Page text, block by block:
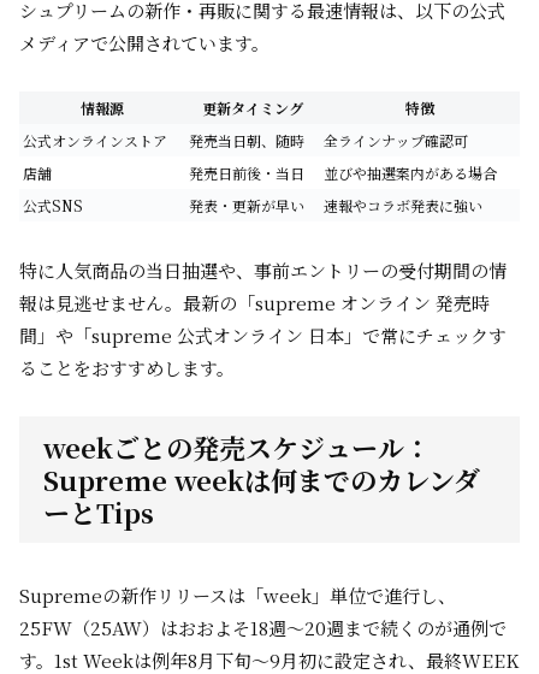
シュプリームの新作・再販に関する最速情報は、以下の公式
メディアで公開されています。
情報源 更新タイミング
特徴
公式オンラインストア
発売当日朝、随時
全ラインナップ確認可
店舗
発売日前後・当日
並びや抽選案内がある場合
公式SNS
発表・更新が早い 速報やコラボ発表に強い
特に人気商品の当日抽選や、事前エントリーの受付期間の情
報は見逃せません。最新の「supreme オンライン 発売時
間」や「supreme 公式オンライン 日本」で常にチェックす
ることをおすすめします。
weekごとの発売スケジュール：
Supreme weekは何までのカレンダ
ーとTips
Supremeの新作リリースは「week」単位で進行し、
25FW（25AW）はおおよそ18週～20週まで続くのが通例で
す。1st Weekは例年8月下旬～9月初に設定され、最終WEEK